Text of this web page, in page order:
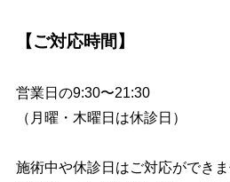
【ご対応時間】
営業日の9:30〜21:30
（月曜・木曜日は休診日）
施術中や休診日はご対応ができ